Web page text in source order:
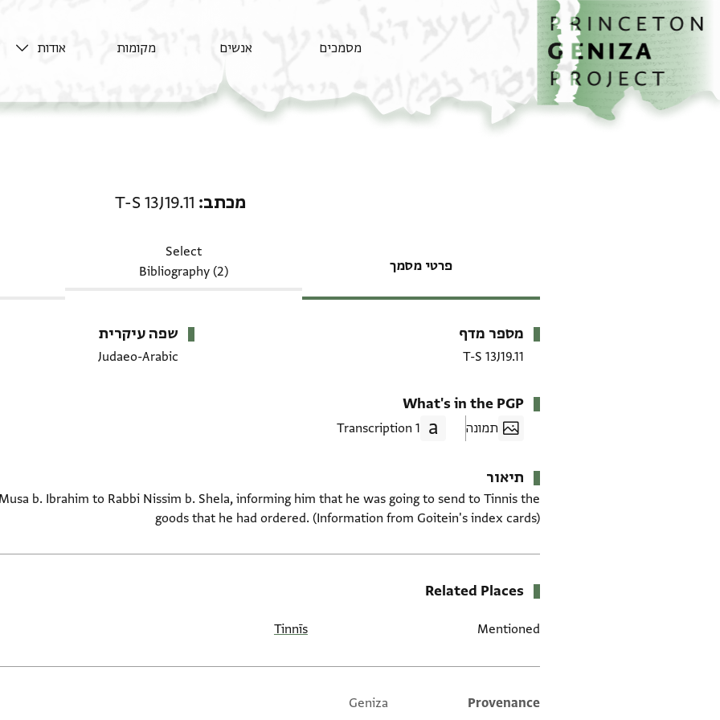
דילוג לתוכן
דף הבית
מסמכים אנשים מקומות אודות
מכתב T-S 13J19.11
פרטי מסמך
Select
Bibliography (2)
מטא-דאטא
מספר מדף
T-S 13J19.11
שפה עיקרית
Judaeo-Arabic
What's in the PGP
תמונה 1 Transcription
תיאור
b. Ibrahim to Rabbi Nissim b. Shela, informing him that he was going to send to Tinnis the
goods that he had ordered. (Information from Goitein's index cards)
Related Places
Mentioned
Tinnīs
Additional metadata
Provenance
Geniza